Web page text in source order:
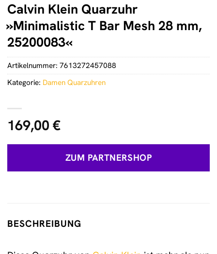
Calvin Klein Quarzuhr
»Minimalistic T Bar Mesh 28 mm,
25200083«
169,00 €
ZUM PARTNERSHOP
Artikelnummer: 7613272457088
Kategorie: Damen Quarzuhren
BESCHREIBUNG